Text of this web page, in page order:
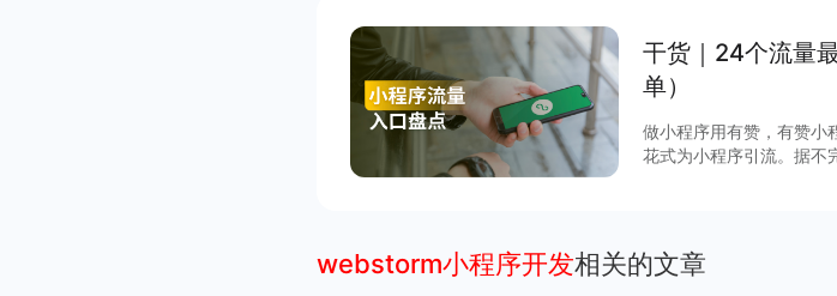
干货｜24个流量
单）
做小程序用有赞，有赞小
花式为小程序引流。据不
webstorm小程序开发相关的文章